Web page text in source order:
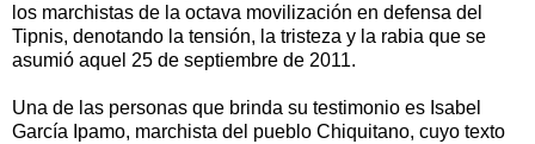
los marchistas de la octava movilización en defensa del
Tipnis, denotando la tensión, la tristeza y la rabia que se
asumió aquel 25 de septiembre de 2011.
Una de las personas que brinda su testimonio es Isabel
García Ipamo, marchista del pueblo Chiquitano, cuyo texto